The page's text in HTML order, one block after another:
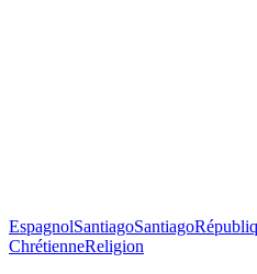
EspagnolSantiagoSantiago
ChrétienneReligion